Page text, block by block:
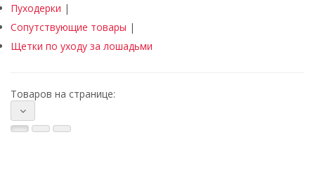
Пуходерки |
Сопутствующие товары |
Щетки по уходу за лошадьми
Товаров на странице: